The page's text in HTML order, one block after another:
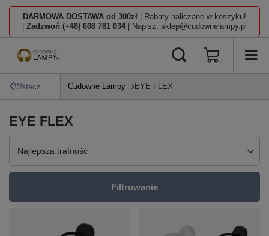
DARMOWA DOSTAWA od 300zł | Rabaty naliczane w koszyku!
Zadzwoń (+48) 608 781 034 | Napisz: sklep@cudownelampy.pl
Wstecz Cudowne Lampy EYE FLEX
EYE FLEX
Zmień sortowanie
Najlepsza trafność
Filtrowanie